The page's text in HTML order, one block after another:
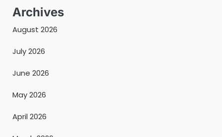
Archives
August 2026
July 2026
June 2026
May 2026
April 2026